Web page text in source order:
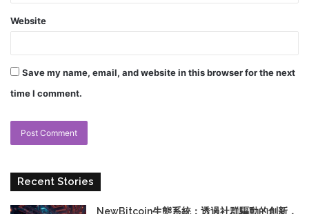
Website
Save my name, email, and website in this browser for the next
time I comment.
Recent Stories
NewBitcoin生態系統：透過社群驅動的創新，